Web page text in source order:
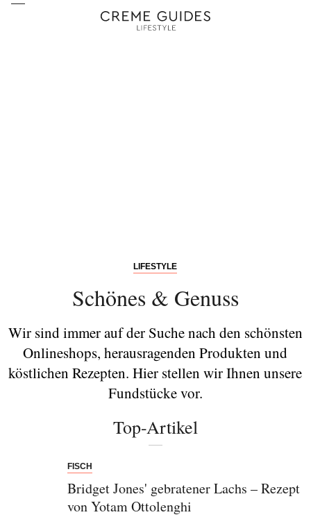
LIFESTYLE
Schönes & Genuss
Wir sind immer auf der Suche nach den schönsten
Onlineshops, herausragenden Produkten und
köstlichen Rezepten. Hier stellen wir Ihnen unsere
Fundstücke vor.
Top-Artikel
FISCH
Bridget Jones' gebratener Lachs – Rezept
von Yotam Ottolenghi